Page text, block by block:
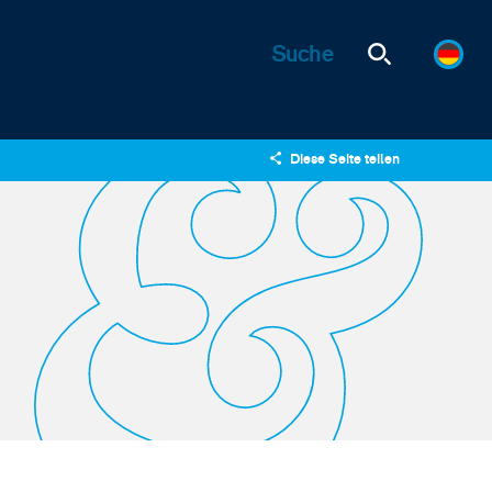
Diese Seite teilen
X
LinkedIn
Email